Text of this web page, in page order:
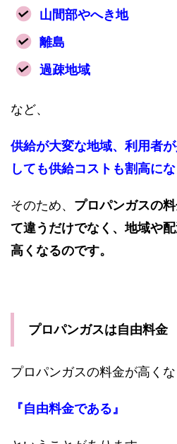
山間部やへき地
離島
過疎地域
など、
供給が大変な地域、利用者
しても供給コストも割高にな
そのため、 プロパンガスの
て違うだけでなく、地域や
高くなるのです。
プロパンガスは自由料金
プロパンガスの料金が高くな
『自由料金である』